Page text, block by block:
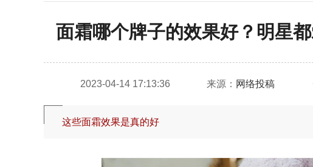
面霜哪个牌子的效果好？明星
2023-04-14 17:13:36 来源： 网络投稿
这些面霜效果是真的好